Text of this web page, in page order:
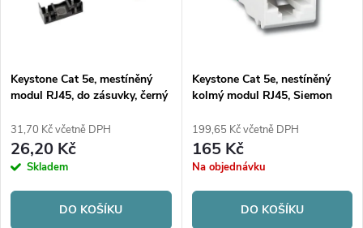
u
k
ů
d
u
k
t
ů
Keystone Cat 5e, mestíněný
modul RJ45, do zásuvky, černý
31,70 Kč včetně DPH
26,20 Kč
Skladem
DO KOŠÍKU
Keystone Cat 5e, nestíněný
kolmý modul RJ45, Siemon
199,65 Kč včetně DPH
165 Kč
Na objednávku
DO KOŠÍKU